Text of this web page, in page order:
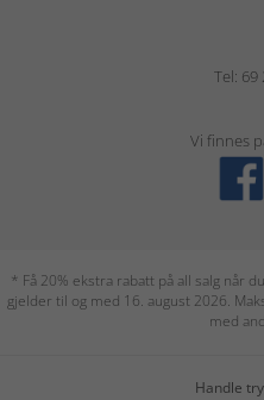
Tel: 69
Vi finnes
* Få 20% ekstra rabatt på all salg når
gjelder til og med 16. august 2026.
med
Handle